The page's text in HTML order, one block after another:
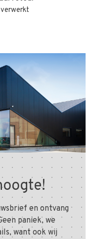
en ontvang
paniek, we
want ook wij